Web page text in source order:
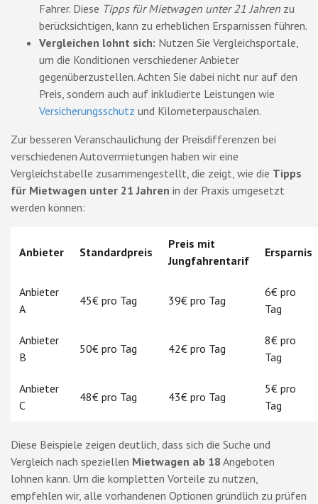
Fahrer. Diese Tipps für Mietwagen unter 21 Jahren zu
berücksichtigen, kann zu erheblichen Ersparnissen führen.
Vergleichen lohnt sich: Nutzen Sie Vergleichsportale,
um die Konditionen verschiedener Anbieter
gegenüberzustellen. Achten Sie dabei nicht nur auf den
Preis, sondern auch auf inkludierte Leistungen wie
Versicherungsschutz und Kilometerpauschalen.
Zur besseren Veranschaulichung der Preisdifferenzen bei
verschiedenen Autovermietungen haben wir eine
Vergleichstabelle zusammengestellt, die zeigt, wie die Tipps
für Mietwagen unter 21 Jahren in der Praxis umgesetzt
werden können:
Anbieter Standardpreis
Preis mit
Jungfahrentarif
Ersparnis
Anbieter
A
45€ pro Tag 39€ pro Tag
6€ pro
Tag
Anbieter
B
50€ pro Tag 42€ pro Tag
8€ pro
Tag
Anbieter
C
48€ pro Tag 43€ pro Tag
5€ pro
Tag
Diese Beispiele zeigen deutlich, dass sich die Suche und
Vergleich nach speziellen Mietwagen ab 18 Angeboten
lohnen kann. Um die kompletten Vorteile zu nutzen,
empfehlen wir, alle vorhandenen Optionen gründlich zu prüfen